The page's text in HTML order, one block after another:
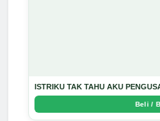
ISTRIKU TAK TAHU AKU
Beli /